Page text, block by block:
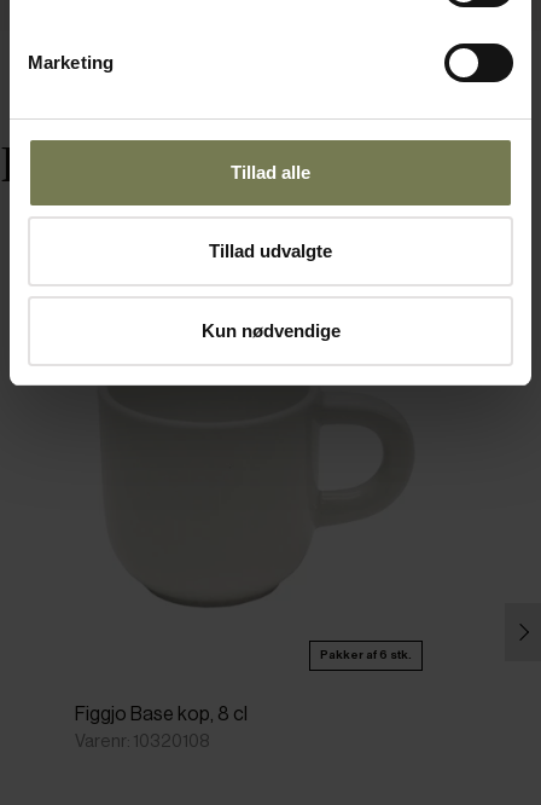
Marketing
Tillad alle
Tillad udvalgte
Kun nødvendige
Relaterede varer
Pakker af 6 stk.
Figgjo Base kop, 8 cl
Varenr: 10320108